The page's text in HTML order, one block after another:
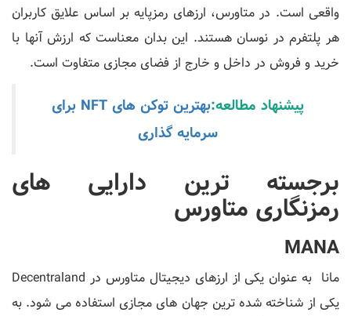
واقعی است. در متاورس، ارزهای رمزپایه بر اساس علایق کاربران
هر پلتفرم در نوسان هستند. این بدان معناست که ارزش آنها با
خرید و فروش در داخل و خارج از فضای مجازی متفاوت است.
پیشنهاد مطالعه:
بهترین توکن های NFT برای
سرمایه گذاری
برجسته ترین دارایی های
رمزنگاری متاورس
MANA
مانا به عنوان یکی از ارزهای دیجیتال متاورس در Decentraland
یکی از شناخته شده ترین جهان های مجازی استفاده می شود. به